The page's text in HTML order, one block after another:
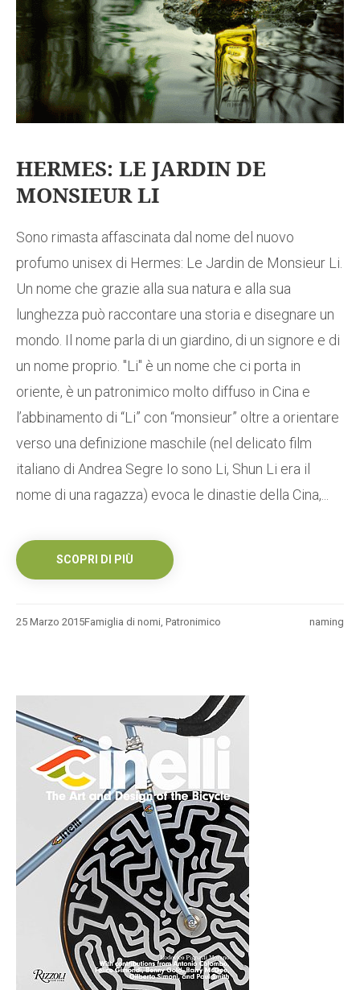
HERMES: LE JARDIN DE
MONSIEUR LI
Sono rimasta affascinata dal nome del nuovo
profumo unisex di Hermes: Le Jardin de Monsieur Li.
Un nome che grazie alla sua natura e alla sua
lunghezza può raccontare una storia e disegnare un
mondo. Il nome parla di un giardino, di un signore e di
un nome proprio. "Li" è un nome che ci porta in
oriente, è un patronimico molto diffuso in Cina e
l’abbinamento di “Li” con “monsieur” oltre a orientare
verso una definizione maschile (nel delicato film
italiano di Andrea Segre Io sono Li, Shun Li era il
nome di una ragazza) evoca le dinastie della Cina,...
SCOPRI DI PIÙ
25 Marzo 2015 naming
Famiglia di nomi, Patronimico